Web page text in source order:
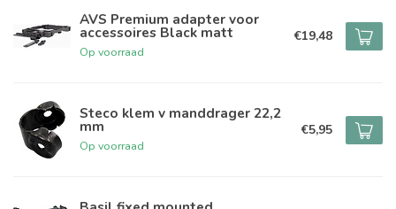
AVS Premium adapter voor
accessoires Black matt
Op voorraad
€19,48
Steco klem v manddrager 22,2
mm
Op voorraad
€5,95